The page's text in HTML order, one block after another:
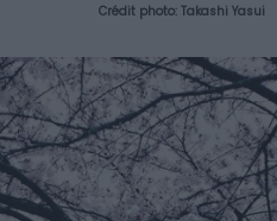
Crédit photo: Takashi Yasui